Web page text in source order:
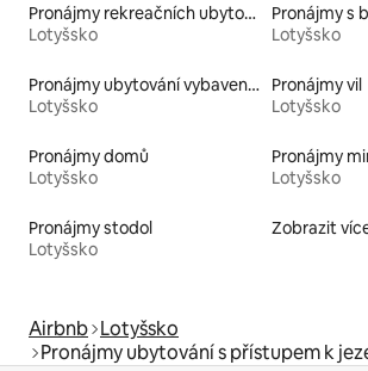
Pronájmy rekreačních ubytování
Lotyšsko
Pronájmy s
Lotyšsko
Pronájmy ubytování vybavených kajakem
Lotyšsko
Pronájmy vil
Lotyšsko
Pronájmy domů
Lotyšsko
Pronájmy
Lotyšsko
Pronájmy stodol
Lotyšsko
Zobrazit
Airbnb Lotyšsko
Pronájmy ubytování s přístupem k